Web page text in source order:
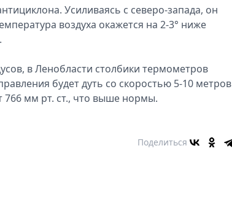
Усиливаясь с северо-запада, он
воздуха окажется на 2-3° ниже
в Ленобласти столбики термометров
будет дуть со скоростью 5-10 метров
766 мм рт. ст., что выше нормы.
Поделиться